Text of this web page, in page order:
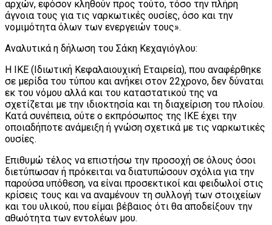
αρχών, εφόσον κληθούν προς τούτο, τόσο την πλήρη
άγνοια τους για τις ναρκωτικές ουσίες, όσο και την
νομιμότητα όλων των ενεργειών τους».
Αναλυτικά η δήλωση του Σάκη Κεχαγιόγλου:
Η ΙΚΕ (Ιδιωτική Κεφαλαιουχική Εταιρεία), που αναφέρθηκε
σε μερίδα του τύπου και ανήκει στον 22χρονο, δεν δύναται
εκ του νόμου αλλά και του καταστατικού της να
σχετίζεται με την ιδιοκτησία και τη διαχείριση του πλοίου.
Κατά συνέπεια, ούτε ο εκπρόσωπος της ΙΚΕ έχει την
οποιαδήποτε ανάμειξη ή γνώση σχετικά με τις ναρκωτικές
ουσίες.
Επιθυμώ τέλος να επιστήσω την προσοχή σε όλους όσοι
διετύπωσαν ή πρόκειται να διατυπώσουν σχόλια για την
παρούσα υπόθεση, να είναι προσεκτικοί και φειδωλοί στις
κρίσεις τους και να αναμένουν τη συλλογή των στοιχείων
και του υλικού, που είμαι βέβαιος ότι θα αποδείξουν την
αθωότητα των εντολέων μου.